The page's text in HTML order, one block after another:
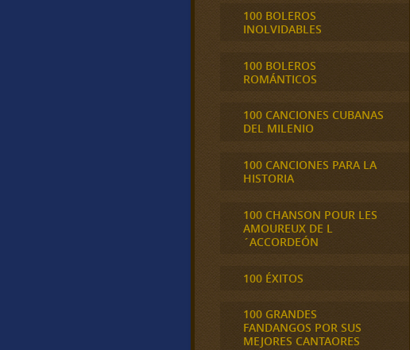
100 BOLEROS
INOLVIDABLES
100 BOLEROS
ROMÁNTICOS
100 CANCIONES CUBANAS
DEL MILENIO
100 CANCIONES PARA LA
HISTORIA
100 CHANSON POUR LES
AMOUREUX DE L
´ACCORDEÓN
100 ÉXITOS
100 GRANDES
FANDANGOS POR SUS
MEJORES CANTAORES